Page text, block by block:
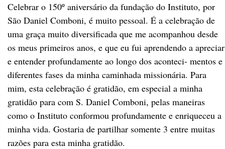
Celebrar o 150º aniversário da fundação do Instituto, por
São Daniel Comboni, é muito pessoal. É a celebração de
uma graça muito diversificada que me acompanhou desde
os meus primeiros anos, e que eu fui aprendendo a apreciar
e entender profundamente ao longo dos aconteci- mentos e
diferentes fases da minha caminhada missionária. Para
mim, esta celebração é gratidão, em especial a minha
gratidão para com S. Daniel Comboni, pelas maneiras
como o Instituto conformou profundamente e enriqueceu a
minha vida. Gostaria de partilhar somente 3 entre muitas
razões para esta minha gratidão.